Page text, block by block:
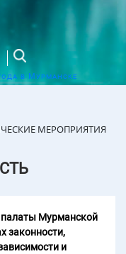
в Мурманске
МЕРОПРИЯТИЯ
палаты Мурманской
законности,
и